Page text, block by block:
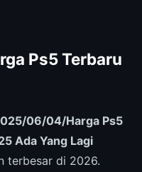
Ps5 Terbaru
06/04/Harga Ps5
Ada Yang Lagi
terbesar di 2026.